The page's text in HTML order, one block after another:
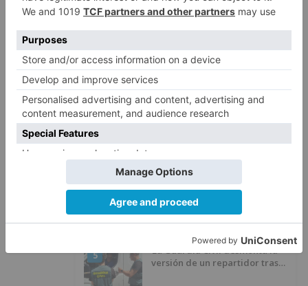
Villatoro da el primer paso para
inicio de la senda peatonal y
ciclista
3
Un hombre de 80 años resulta
herido en Burgos tras la colisión
4
La provincia de Burgos celebra
el día de su patrón
5
La Guardia Civil desmonta la
versión de un repartidor tras